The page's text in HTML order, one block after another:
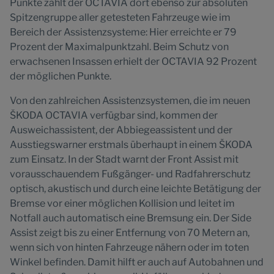
Punkte zählt der OCTAVIA dort ebenso zur absoluten
Spitzengruppe aller getesteten Fahrzeuge wie im
Bereich der Assistenzsysteme: Hier erreichte er 79
Prozent der Maximalpunktzahl. Beim Schutz von
erwachsenen Insassen erhielt der OCTAVIA 92 Prozent
der möglichen Punkte.
Von den zahlreichen Assistenzsystemen, die im neuen
ŠKODA OCTAVIA verfügbar sind, kommen der
Ausweichassistent, der Abbiegeassistent und der
Ausstiegswarner erstmals überhaupt in einem ŠKODA
zum Einsatz. In der Stadt warnt der Front Assist mit
vorausschauendem Fußgänger- und Radfahrerschutz
optisch, akustisch und durch eine leichte Betätigung der
Bremse vor einer möglichen Kollision und leitet im
Notfall auch automatisch eine Bremsung ein. Der Side
Assist zeigt bis zu einer Entfernung von 70 Metern an,
wenn sich von hinten Fahrzeuge nähern oder im toten
Winkel befinden. Damit hilft er auch auf Autobahnen und